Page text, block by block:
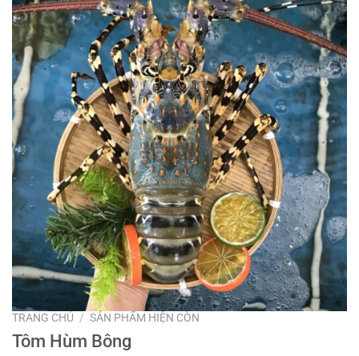
TRANG CHỦ / SẢN PHẨM HIỆN CÒN
Tôm Hùm Bông